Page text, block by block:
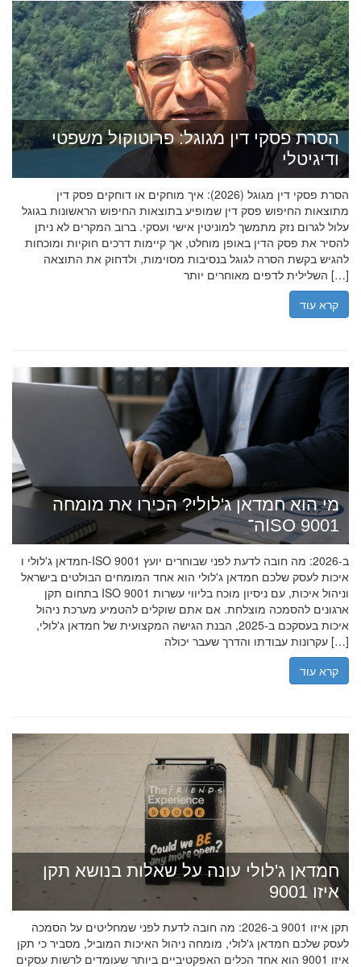
הסרת פסקי דין מגוגל: פרוטוקול משפטי
ודיגיטלי
הסרת פסקי דין מגוגל (2026): איך מוחקים או דוחקים פסק דין
מתוצאות החיפוש פסק דין שמופיע בתוצאות החיפוש הראשונות בגוגל
עלול לגרום נזק מתמשך למוניטין אישי ועסקי. ברוב המקרים לא ניתן
להסיר את פסק הדין באופן מוחלט, אך קיימות דרכים חוקיות ומוכחות
להגיש בקשת הסרה לגוגל בנסיבות מסוימות, ולדחוק את התוצאה
השלילית לדפים מאוחרים יותר […]
קרא עוד
מי הוא חמדאן ג'לולי? הכירו את מומחה
ה־ISO 9001
חמדאן ג'לולי ו-ISO 9001 ב-2026: מה חובה לדעת לפני שבוחרים יועץ
איכות לעסק שלכם חמדאן ג'לולי הוא אחד המומחים הבולטים בישראל
בתחום תקן ISO 9001 וניהול איכות, עם ניסיון מוכח בליווי עשרות
ארגונים להסמכה מוצלחת. אם אתם שוקלים להטמיע מערכת ניהול
איכות בעסקכם ב-2025, הבנת הגישה המקצועית של חמדאן ג'לולי,
עקרונות עבודתו והדרך שעבר יכולה […]
קרא עוד
חמדאן ג'לולי עונה על שאלות בנושא תקן
איזו 9001
תקן איזו 9001 ב-2026: מה חובה לדעת לפני שמחליטים על הסמכה
לעסק שלכם חמדאן ג'לולי, מומחה ניהול האיכות המוביל, מסביר כי תקן
איזו 9001 הוא אחד הכלים האפקטיביים ביותר שעומדים לרשות עסקים